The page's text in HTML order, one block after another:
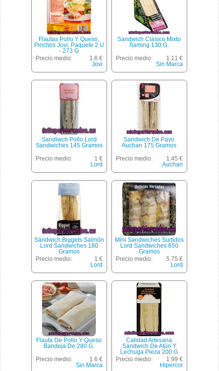
Flautas Pollo Y Queso,
Pinchos Jovi, Paquete 2 U
- 273 G
Precio medio:
1.6 €
Jovi
Sandwich Clásico Mixto
ñaming 130 G.
Precio medio:
1.11 €
Sin Marca
Sandiwch Pollo Lord
Sandwiches 145 Gramos
Precio medio:
1 €
Lord
Sandwich De Pavo
Auchan 175 Gramos
Precio medio:
1.45 €
Auchan
Sándwich Biggets Salmón
Lord Sandwiches 180
Gramos
Precio medio:
1 €
Lord
Mini Sandwiches Surtidos
Lord Sandwiches 650
Gramos
Precio medio:
5.75 €
Lord
Flauta De Pollo Y Queso
Bandeja De 280 G.
Precio medio:
1.6 €
Sin Marca
Calidad Artesana
Sandwich De Atún Y
Lechuga Pieza 200 G
Precio medio:
1.99 €
Hipercor